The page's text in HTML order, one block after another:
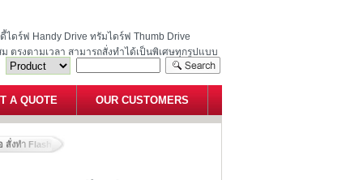
ดร์ฟ Handy Drive ทรัมไดร์ฟ Thumb Drive
ตรงตามเวลา สามารถสั่งทำได้เป็นพิเศษทุกรูปแบบ
A QUOTE OUR CUSTOMERS
งทำ Flash Drive แบบไม้ รับผลิตแฟลชไดร์ฟดินสอ